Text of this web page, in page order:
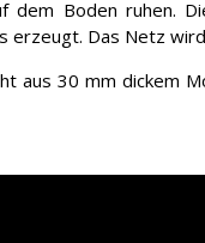
dem Boden ruhen.
erzeugt. Das Netz
aus 30 mm dickem